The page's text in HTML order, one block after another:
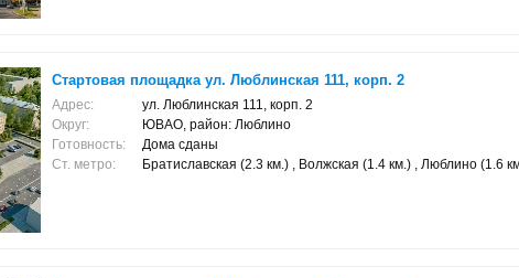
Стартовая площадка ул. Люблинская 111, корп. 2
Адрес:
ул. Люблинская 111, корп. 2
Округ:
ЮВАО, район: Люблино
Готовность:
Дома сданы
Ст. метро:
Братиславская (2.3 км.) , Волжская (1.4 км.) , Люблино (1.6